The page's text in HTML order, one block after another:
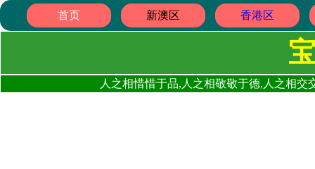
首页 新澳区 香港区
人之相惜惜于品,人之相敬敬于德,人之相